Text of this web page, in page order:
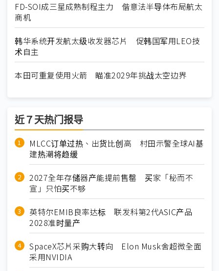
FD-SOI成三星成熟制程主力 偕意法半导体布局航太
商机
韩华系统开发航太级收发器芯片 促韩国军用LEO技
术自主
本田可重复使用火箭 瞄准2029年挑战太空边界
近７天热门报导
MLCC订单过热、出货比创高 村田示警全球AI基
建热潮将趋缓
2027全年存储器产能提前售罄 买家「秘而不
宣」只怕买不够
英特尔EMIB良率达标 联发科第2代ASIC产品
2028准时量产
SpaceX芯片采购大转向 Elon Musk舍超微全面
采用NVIDIA